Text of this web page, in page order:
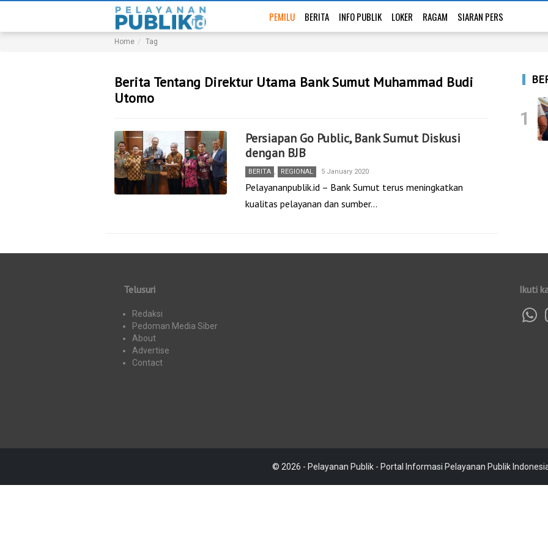
PEMILU BERITA INFO PUBLIK LOKER RAGAM SIARAN PERS
Home Tag
Berita Tentang Direktur Utama Bank Sumut Muhammad Budi
Utomo
Persiapan Go Public, Bank Sumut Diskusi
dengan BJB
BERITA , REGIONAL 5 January 2020
Pelayananpublik.id – Bank Sumut terus meningkatkan
kualitas pelayanan dan sumber…
1
Telusuri
Redaksi
Pedoman Media Siber
About
Advertise
Contact
Ikuti
© 2026 - Pelayanan Publik - Portal Informasi Pelayanan Publik